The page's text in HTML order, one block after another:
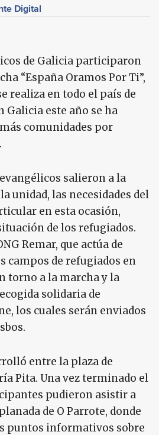
Digital
de Galicia participaron
“España Oramos Por Ti”,
realiza en todo el país de
Galicia este año se ha
comunidades por
salieron a la
unidad, las necesidades del
en esta ocasión,
de los refugiados.
Remar, que actúa de
campos de refugiados en
torno a la marcha y la
solidaria de
los cuales serán enviados
entre la plaza de
Pita. Una vez terminado el
pudieron asistir a
de O Parrote, donde
puntos informativos sobre